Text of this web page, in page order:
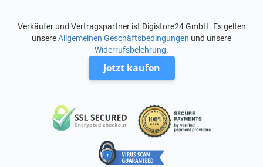
Verkäufer und Vertragspartner ist Digistore24 GmbH. Es gelten
unsereAllgemeinen Geschäftsbedingungen und unsere
Widerrufsbelehrung.
Jetzt kaufen